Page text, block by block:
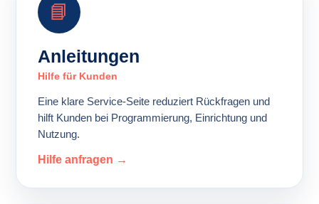
📘
Anleitungen
Hilfe für Kunden
Eine klare Service-Seite reduziert Rückfragen und
hilft Kunden bei Programmierung, Einrichtung und
Nutzung.
Hilfe anfragen →